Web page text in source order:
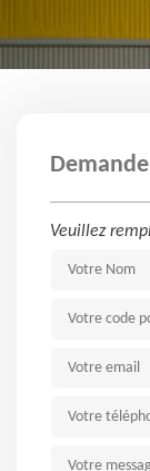
Veuillez